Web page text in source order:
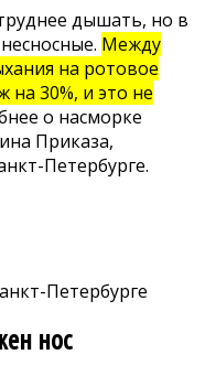
дышать, но в
Между
на ротовое
на 30%, и это не
о насморке
Приказа,
Петербурге.
Петербурге
нос